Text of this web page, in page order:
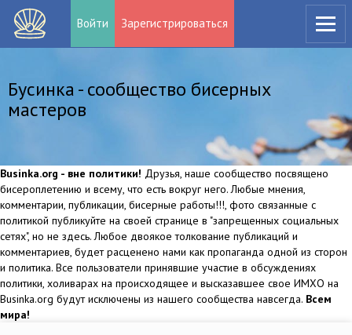
Войти Зарегистрироваться
Бусинка - сообщество бисерных
мастеров
Businka.org - вне политики! Друзья, наше сообщество посвящено
бисероплетению и всему, что есть вокруг него. Любые мнения,
комментарии, публикации, бисерные работы!!!, фото связанные с
политикой публикуйте на своей странице в "запрещенных социальных
сетях", но не здесь. Любое двоякое толкование публикаций и
комментариев, будет расценено нами как пропаганда одной из сторон
и политика. Все пользователи принявшие участие в обсуждениях
политики, холиварах на происходящее и высказавшее свое ИМХО на
Businka.org будут исключены из нашего сообщества навсегда. Всем
мира!